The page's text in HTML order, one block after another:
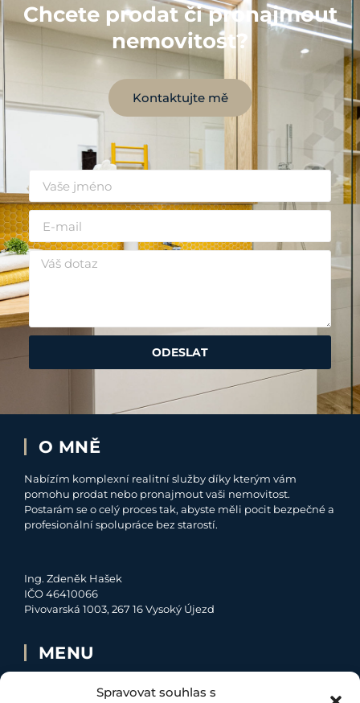
Spravovat souhlas s
Chcete prodat či pronajmout
nemovitost?
Kontaktujte mě
ODESLAT
O MNĚ
Nabízím komplexní realitní služby díky kterým vám
pomohu prodat nebo pronajmout vaši nemovitost.
Postarám se o celý proces tak, abyste měli pocit bezpečné a
profesionální spolupráce bez starostí.
Ing. Zdeněk Hašek
IČO 46410066
Pivovarská 1003, 267 16 Vysoký Újezd
MENU